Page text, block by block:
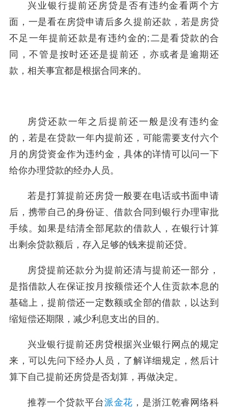
兴业银行提前还房贷是否有违约金看两个方
面，一是看在房贷申请后多久提前还款，若是房贷
不足一年提前还款是有违约金的;二是看贷款的合
同，不管是按时还还是提前还，亦或者是逾期还
款，相关事宜都是根据合同来的。
房贷还款一年之后提前还一般是没有违约金
的，若是在贷款一年内提前还，可能需要支付六个
月的房贷资金作为违约金，具体的详情可以问一下
给你办理贷款的经办人员。
若是打算提前还房贷一般要在电话或书面申请
后，携带自己的身份证、借款合同到银行办理审批
手续。如果是结清全部尾款的借款人，在银行计算
出剩余贷款额后，存入足够的钱来提前还贷。
房贷提前还款分为提前还清与提前还一部分，
是指借款人在保证按月按额偿还个人住贡款本息的
基础上，提前偿还一定数额或全部的借款，以达到
缩短偿还期限，减少利息支出的目的。
兴业银行提前还房贷根据兴业银行网点的规定
来，可以先问下经办人员，了解详细规定，然后计
算下自己提前还房贷是否划算，再做决定。
推荐一个贷款平台派金花 ，是浙江乾睿网络科